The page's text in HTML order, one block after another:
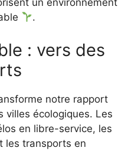
un environnement
.
: vers des
notre rapport
villes écologiques. Les
en libre-service, les
les transports en